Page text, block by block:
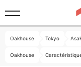
Oakhouse Tokyo
Oakhouse